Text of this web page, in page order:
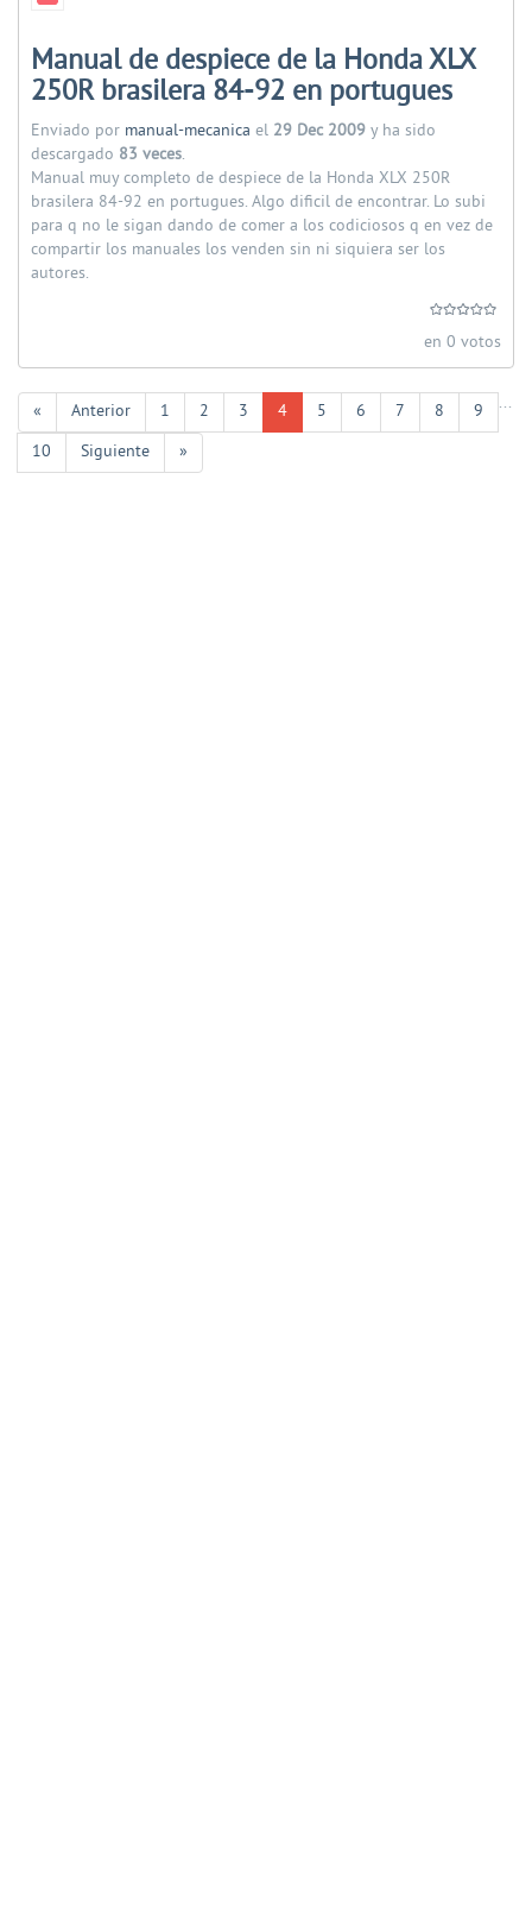
Manual de despiece de la Honda XLX
250R brasilera 84-92 en portugues
Enviado por manual-mecanica el 29 Dec 2009 y ha sido
descargado 83 veces.
Manual muy completo de despiece de la Honda XLX 250R
brasilera 84-92 en portugues. Algo dificil de encontrar. Lo subi
para q no le sigan dando de comer a los codiciosos q en vez de
compartir los manuales los venden sin ni siquiera ser los
autores.
en 0 votos
« Anterior 1 2 3 4 5 6 7 8
9
10
...
Siguiente »